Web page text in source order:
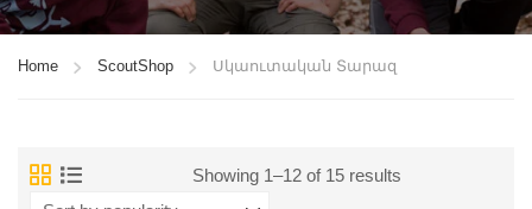
Home ScoutShop Սկաուտական Տարազ
Showing 1–12 of 15 results